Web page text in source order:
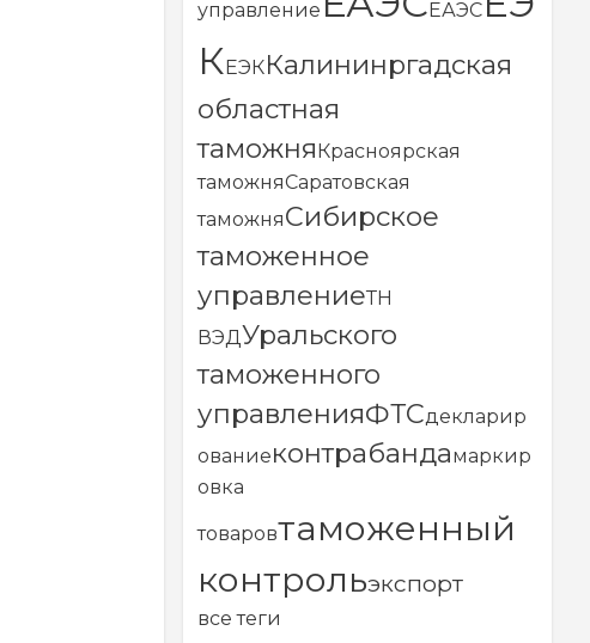
управление ЕАЭС
КЕЭККалининргадская
областная
таможняКрасноярская
таможняСаратовская
таможняСибирское
таможенное
управлениеТН
ВЭДУральского
таможенного
управленияФТСдекларир
ованиеконтрабандамаркир
овка
товаровтаможенный
контрольэкспорт
все теги